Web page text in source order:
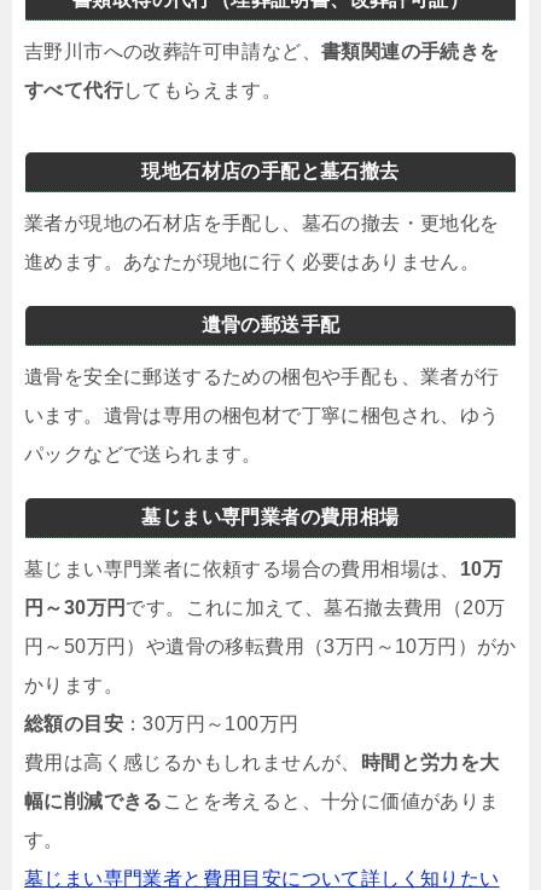
吉野川市への改葬許可申請など、 書類関連の手続きを
すべて代行してもらえます。
現地石材店の手配と墓石撤去
業者が現地の石材店を手配し、墓石の撤去・更地化を
進めます。あなたが現地に行く必要はありません。
遺骨の郵送手配
遺骨を安全に郵送するための梱包や手配も、業者が行
います。遺骨は専用の梱包材で丁寧に梱包され、ゆう
パックなどで送られます。
墓じまい専門業者の費用相場
墓じまい専門業者に依頼する場合の費用相場は、 10万
円～30万円 です。これに加えて、墓石撤去費用（20万
円～50万円）や遺骨の移転費用（3万円～10万円）がか
かります。
総額の目安 ：30万円～100万円
費用は高く感じるかもしれませんが、
時間と労力を大
幅に削減できる ことを考えると、十分に価値がありま
す。
墓じまい専門業者と費用目安について詳しく知りたい